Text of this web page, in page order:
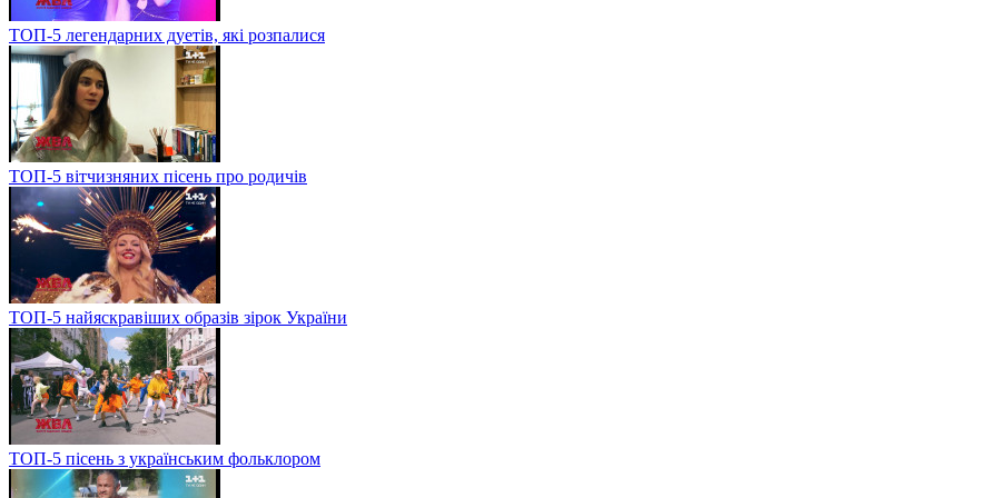
ТОП-5 легендарних дуетів, які розпалися
ТОП-5 вітчизняних пісень про родичів
ТОП-5 найяскравіших образів зірок України
ТОП-5 пісень з українським фольклором